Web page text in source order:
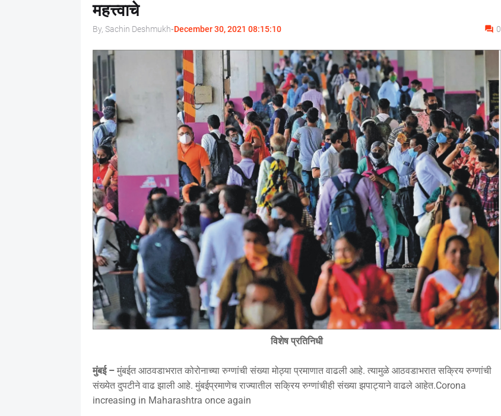
महत्त्वाचे
By, Sachin Deshmukh-December 30, 2021 08:15:10 0
विशेष प्रतिनिधी
मुंबई –मुंबईत आठवडाभरात कोरोनाच्या रुग्णांची संख्या मोठ्या प्रमाणात वाढली आहे. त्यामुळे आठवडाभरात सक्रिय रुग्णांची
संख्येत दुपटीने वाढ झाली आहे. मुंबईप्रमाणेच राज्यातील सक्रिय रुग्णांचीही संख्या झपाट्याने वाढले आहेत.Corona
increasing in Maharashtra once again